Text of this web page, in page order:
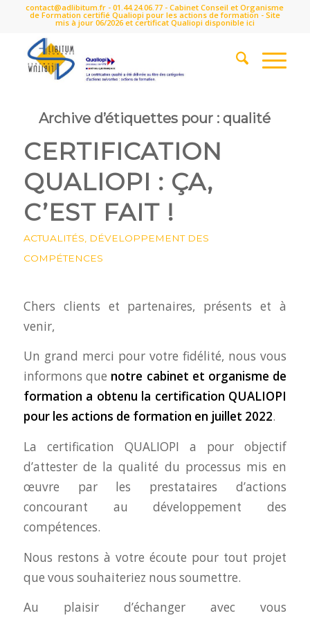
contact@adlibitum.fr -01.44.24.06.77 - Cabinet Conseil et Organisme
de Formation certifié Qualiopi pour les actions de formation - Site
mis à jour 06/2026 et certificat Qualiopi disponible ici
Archive d’étiquettes pour :qualité
CERTIFICATION
QUALIOPI : ÇA,
C’EST FAIT !
ACTUALITÉS
DÉVELOPPEMENT DES
COMPÉTENCES
Chers clients et partenaires, présents et à
venir,
Un grand merci pour votre fidélité, nous vous
informons que notre cabinet et organisme de
formation a obtenu la certification QUALIOPI
pour les actions de formation en juillet 2022.
La certification QUALIOPI
a pour objectif
d’attester de la qualité du processus mis en
œuvre par les prestataires d’actions
concourant au développement des
compétences.
Nous restons à votre écoute pour tout projet
que vous souhaiteriez nous soumettre.
Au plaisir d’échanger avec vous